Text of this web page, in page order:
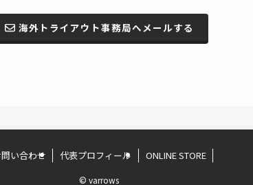
海外トライアウト事務局へメールする
い合わせ 代表プロフィール ONLINE STORE
© varrows